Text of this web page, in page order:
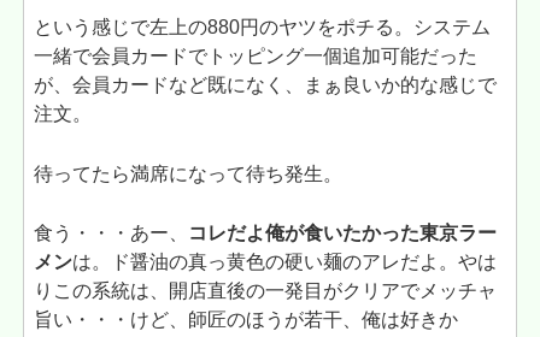
という感じで左上の880円のヤツをポチる。システム
一緒で会員カードでトッピング一個追加可能だった
が、会員カードなど既になく、まぁ良いか的な感じで
注文。
待ってたら満席になって待ち発生。
食う・・・あー、
コレだよ俺が食いたかった東京ラー
メンは。ド醤油の真っ黄色の硬い麺のアレだよ。やは
りこの系統は、開店直後の一発目がクリアでメッチャ
旨い・・・けど、師匠のほうが若干、俺は好きか